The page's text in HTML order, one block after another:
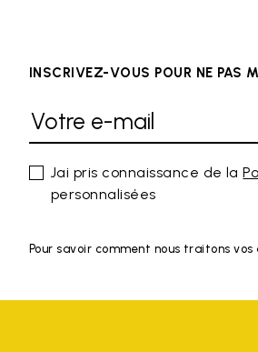
INSCRIVEZ-VOUS POUR NE PAS
Jai pris connaissance de la
personnalisées
Pour savoir comment nous traitons